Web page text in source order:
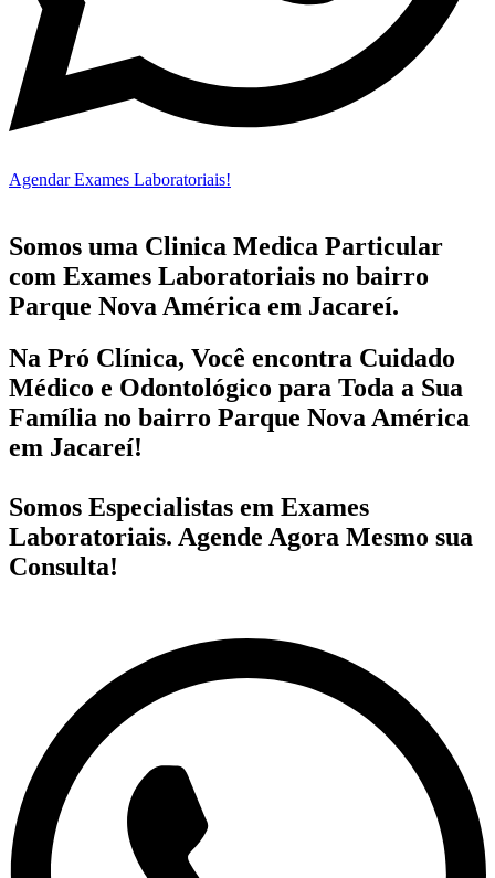
Agendar Exames Laboratoriais!
Somos uma Clinica Medica Particular
com Exames Laboratoriais no bairro
Parque Nova América em Jacareí.
Na Pró Clínica, Você encontra Cuidado
Médico e Odontológico para Toda a Sua
Família no bairro Parque Nova América
em Jacareí!
Somos Especialistas em Exames
Laboratoriais. Agende Agora Mesmo sua
Consulta!